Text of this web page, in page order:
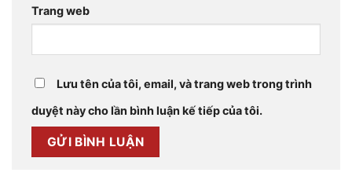
Trang web
Lưu tên của tôi, email, và trang web trong trình
duyệt này cho lần bình luận kế tiếp của tôi.